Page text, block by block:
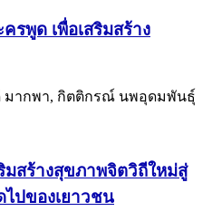
รพูด เพื่อเสริมสร้าง
มากพา, กิตติกรณ์ นพอุดมพันธุ์
มสร้างสุขภาพจิตวิถีใหม่สู่
ปของเยาวชน